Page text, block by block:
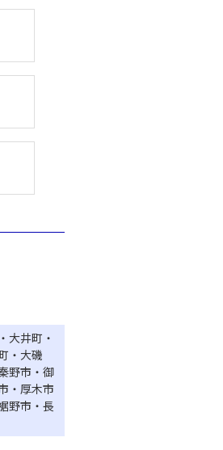
大井町・
・大磯
野市・御
・厚木市
野市・長